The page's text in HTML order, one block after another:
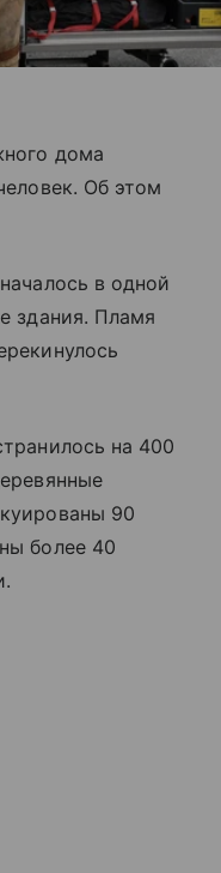
дома
Об этом
в одной
здания. Пламя
на 400
90
более 40